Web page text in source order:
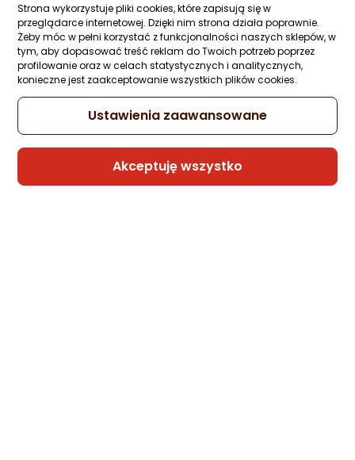
Strona wykorzystuje pliki cookies, które zapisują się w
przeglądarce internetowej. Dzięki nim strona działa poprawnie.
Żeby móc w pełni korzystać z funkcjonalności naszych sklepów, w
tym, aby dopasować treść reklam do Twoich potrzeb poprzez
profilowanie oraz w celach statystycznych i analitycznych,
konieczne jest zaakceptowanie wszystkich plików cookies.
Ustawienia zaawansowane
Akceptuję wszystko